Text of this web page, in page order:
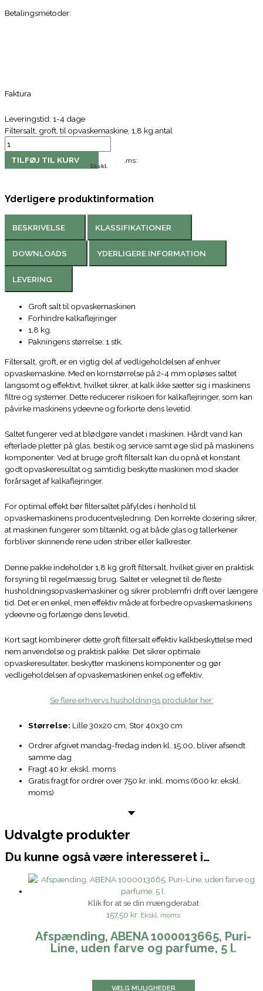
Betalingsmetoder:
Faktura
Leveringstid: 1-4 dage
Filtersalt, groft, til opvaskemaskine, 1,8 kg antal
TILFØJ TIL KURV Moms:
Ekskl.
Yderligere produktinformation
BESKRIVELSE KLASSIFIKATIONER
DOWNLOADS YDERLIGERE INFORMATION
LEVERING
Groft salt til opvaskemaskinen
Forhindre kalkaflejringer
1,8 kg.
Pakningens størrelse: 1 stk.
Filtersalt, groft, er en vigtig del af vedligeholdelsen af enhver
opvaskemaskine. Med en kornstørrelse på 2-4 mm opløses saltet
langsomt og effektivt, hvilket sikrer, at kalk ikke sætter sig i maskinens
filtre og systemer. Dette reducerer risikoen for kalkaflejringer, som kan
påvirke maskinens ydeevne og forkorte dens levetid.
Saltet fungerer ved at blødgøre vandet i maskinen. Hårdt vand kan
efterlade pletter på glas, bestik og service samt øge slid på maskinens
komponenter. Ved at bruge groft filtersalt kan du opnå et konstant
godt opvaskeresultat og samtidig beskytte maskinen mod skader
forårsaget af kalkaflejringer.
For optimal effekt bør filtersaltet påfyldes i henhold til
opvaskemaskinens producentvejledning. Den korrekte dosering sikrer,
at maskinen fungerer som tiltænkt, og at både glas og tallerkener
forbliver skinnende rene uden striber eller kalkrester.
Denne pakke indeholder 1,8 kg groft filtersalt, hvilket giver en praktisk
forsyning til regelmæssig brug. Saltet er velegnet til de fleste
husholdningsopvaskemaskiner og sikrer problemfri drift over længere
tid. Det er en enkel, men effektiv måde at forbedre opvaskemaskinens
ydeevne og forlænge dens levetid.
Kort sagt kombinerer dette groft filtersalt effektiv kalkbeskyttelse med
nem anvendelse og praktisk pakke. Det sikrer optimale
opvaskeresultater, beskytter maskinens komponenter og gør
vedligeholdelsen af opvaskemaskinen enkel og effektiv.
Se flere erhvervs husholdnings produkter her:
Størrelse: Lille 30x20 cm, Stor 40x30 cm
Ordrer afgivet mandag-fredag inden kl. 15:00, bliver afsendt
samme dag
Fragt 40 kr. ekskl. moms
Gratis fragt for ordrer over 750 kr. inkl. moms (600 kr. ekskl.
moms)
Udvalgte produkter
Du kunne også være interesseret i…
Klik for at se din mængderabat
157,50 kr. Ekskl. moms
Afspænding, ABENA 1000013665, Puri-
Line, uden farve og parfume, 5 l.
VÆLG MULIGHEDER